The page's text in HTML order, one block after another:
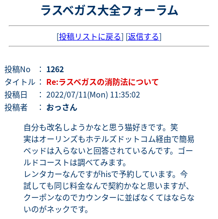
ラスベガス大全フォーラム
[投稿リストに戻る] [返信する]
投稿No ： 1262
タイトル ： Re:ラスベガスの消防法について
投稿日
： 2022/07/11(Mon) 11:35:02
投稿者
： おっさん
自分も改名しようかなと思う猫好きです。笑
実はオーリンズもホテルズドットコム経由で簡易
ベッドは入らないと回答されているんです。ゴー
ルドコーストは調べてみます。
レンタカーなんですがhisで予約しています。今
試しても同じ料金なんで契約かなと思いますが、
クーポンなのでカウンターに並ばなくてはならな
いのがネックです。